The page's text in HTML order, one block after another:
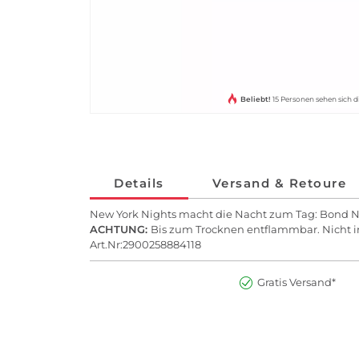
Beliebt! 15 Personen sehen sich
Details Versand & Retoure
New York Nights macht die Nacht zum Tag:
ACHTUNG: Bis zum Trocknen entflammbar. Nicht
Art.Nr:2900258884118
Gratis Versand*